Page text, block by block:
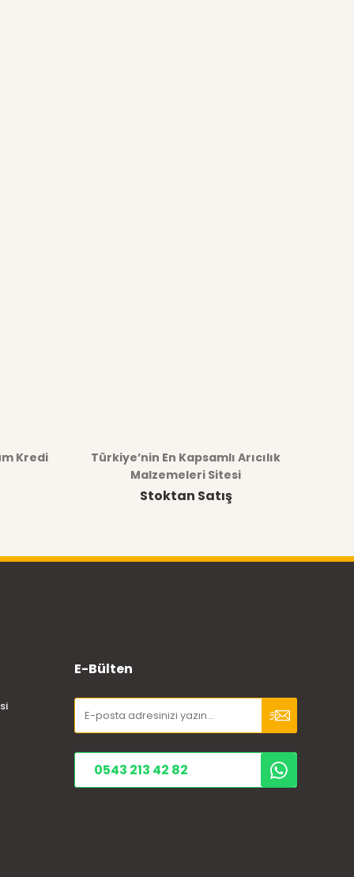
Kredi
Türkiye’nin En Kapsamlı Arıcılık
Malzemeleri Sitesi
Stoktan Satış
E-Bülten
0543 213 42 82